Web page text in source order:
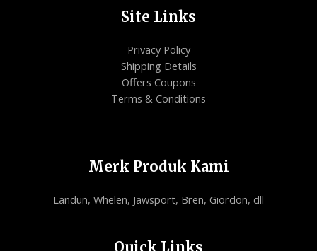
Site Links
Privacy Policy
Shipping Details
Offers Coupons
Terms & Conditions
Merk Produk Kami
Landun, Whelen, Jawsport, Bren, Giordon, dll
Quick Links